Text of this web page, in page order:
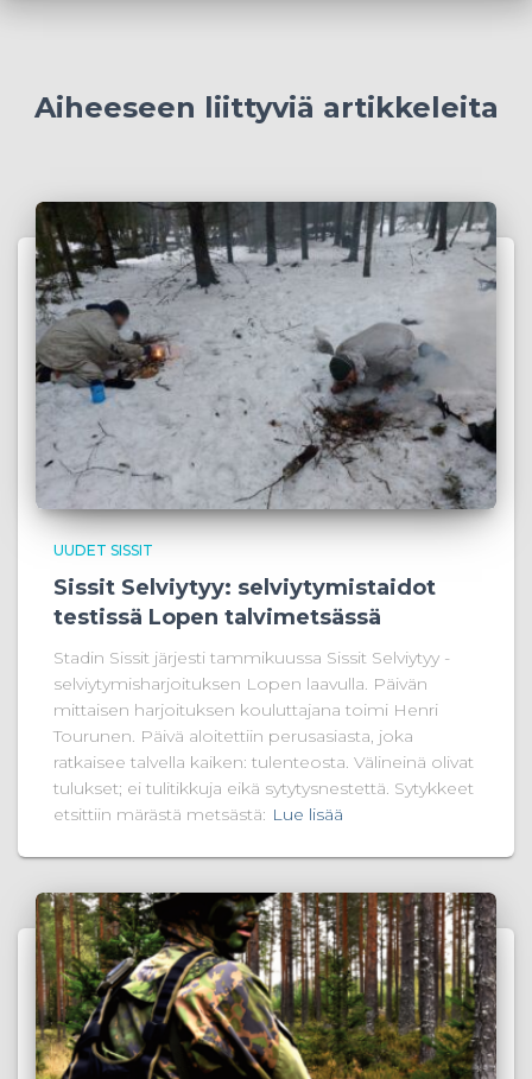
Aiheeseen liittyviä artikkeleita
UUDET SISSIT
Sissit Selviytyy: selviytymistaidot
testissä Lopen talvimetsässä
Stadin Sissit järjesti tammikuussa Sissit Selviytyy -
selviytymisharjoituksen Lopen laavulla. Päivän
mittaisen harjoituksen kouluttajana toimi Henri
Tourunen. Päivä aloitettiin perusasiasta, joka
ratkaisee talvella kaiken: tulenteosta. Välineinä olivat
tulukset; ei tulitikkuja eikä sytytysnestettä. Sytykkeet
etsittiin märästä metsästä: Lue lisää